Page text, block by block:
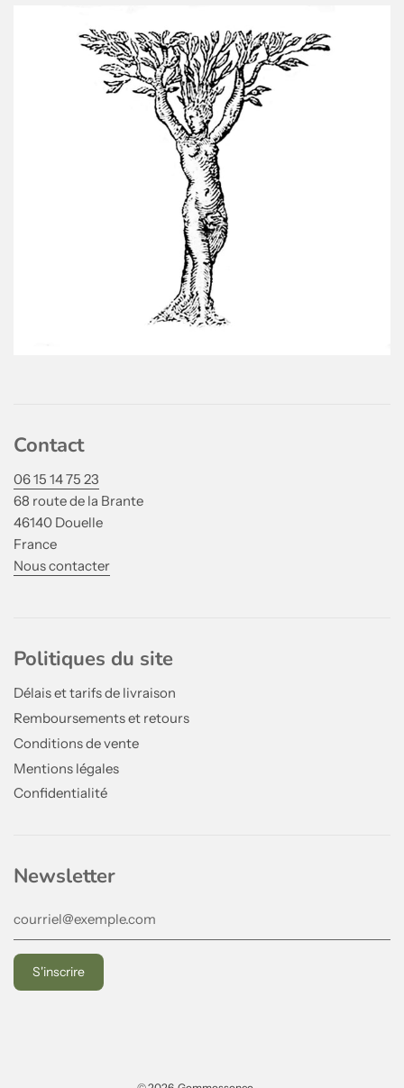
Contact
06 15 14 75 23
68 route de la Brante
46140 Douelle
France
Nous contacter
Politiques du site
Délais et tarifs de livraison
Remboursements et retours
Conditions de vente
Mentions légales
Confidentialité
Newsletter